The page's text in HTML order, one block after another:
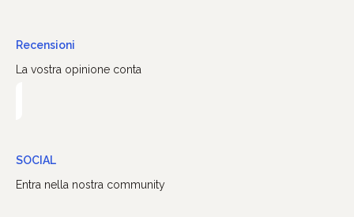
Recensioni
La vostra opinione conta
SOCIAL
Entra nella nostra community